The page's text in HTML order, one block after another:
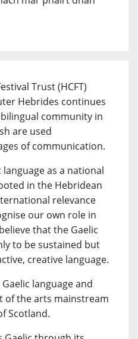
Trust (HCFT)
Hebrides continues
community in
are used
of communication.
language as a national
in the Hebridean
relevance
our own role in
that the Gaelic
to be sustained but
creative language.
language and
of the arts mainstream
Scotland.